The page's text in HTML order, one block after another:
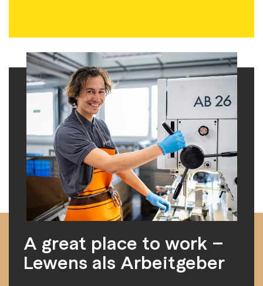
A great place to work –
Lewens als Arbeitgeber